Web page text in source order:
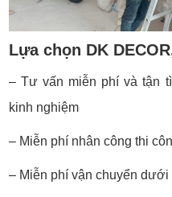
Lựa chọn DK
– Tư vấn miễn phí và tận
kinh nghiệm
– Miễn phí nhân công thi
– Miễn phí vận chuyển dưới